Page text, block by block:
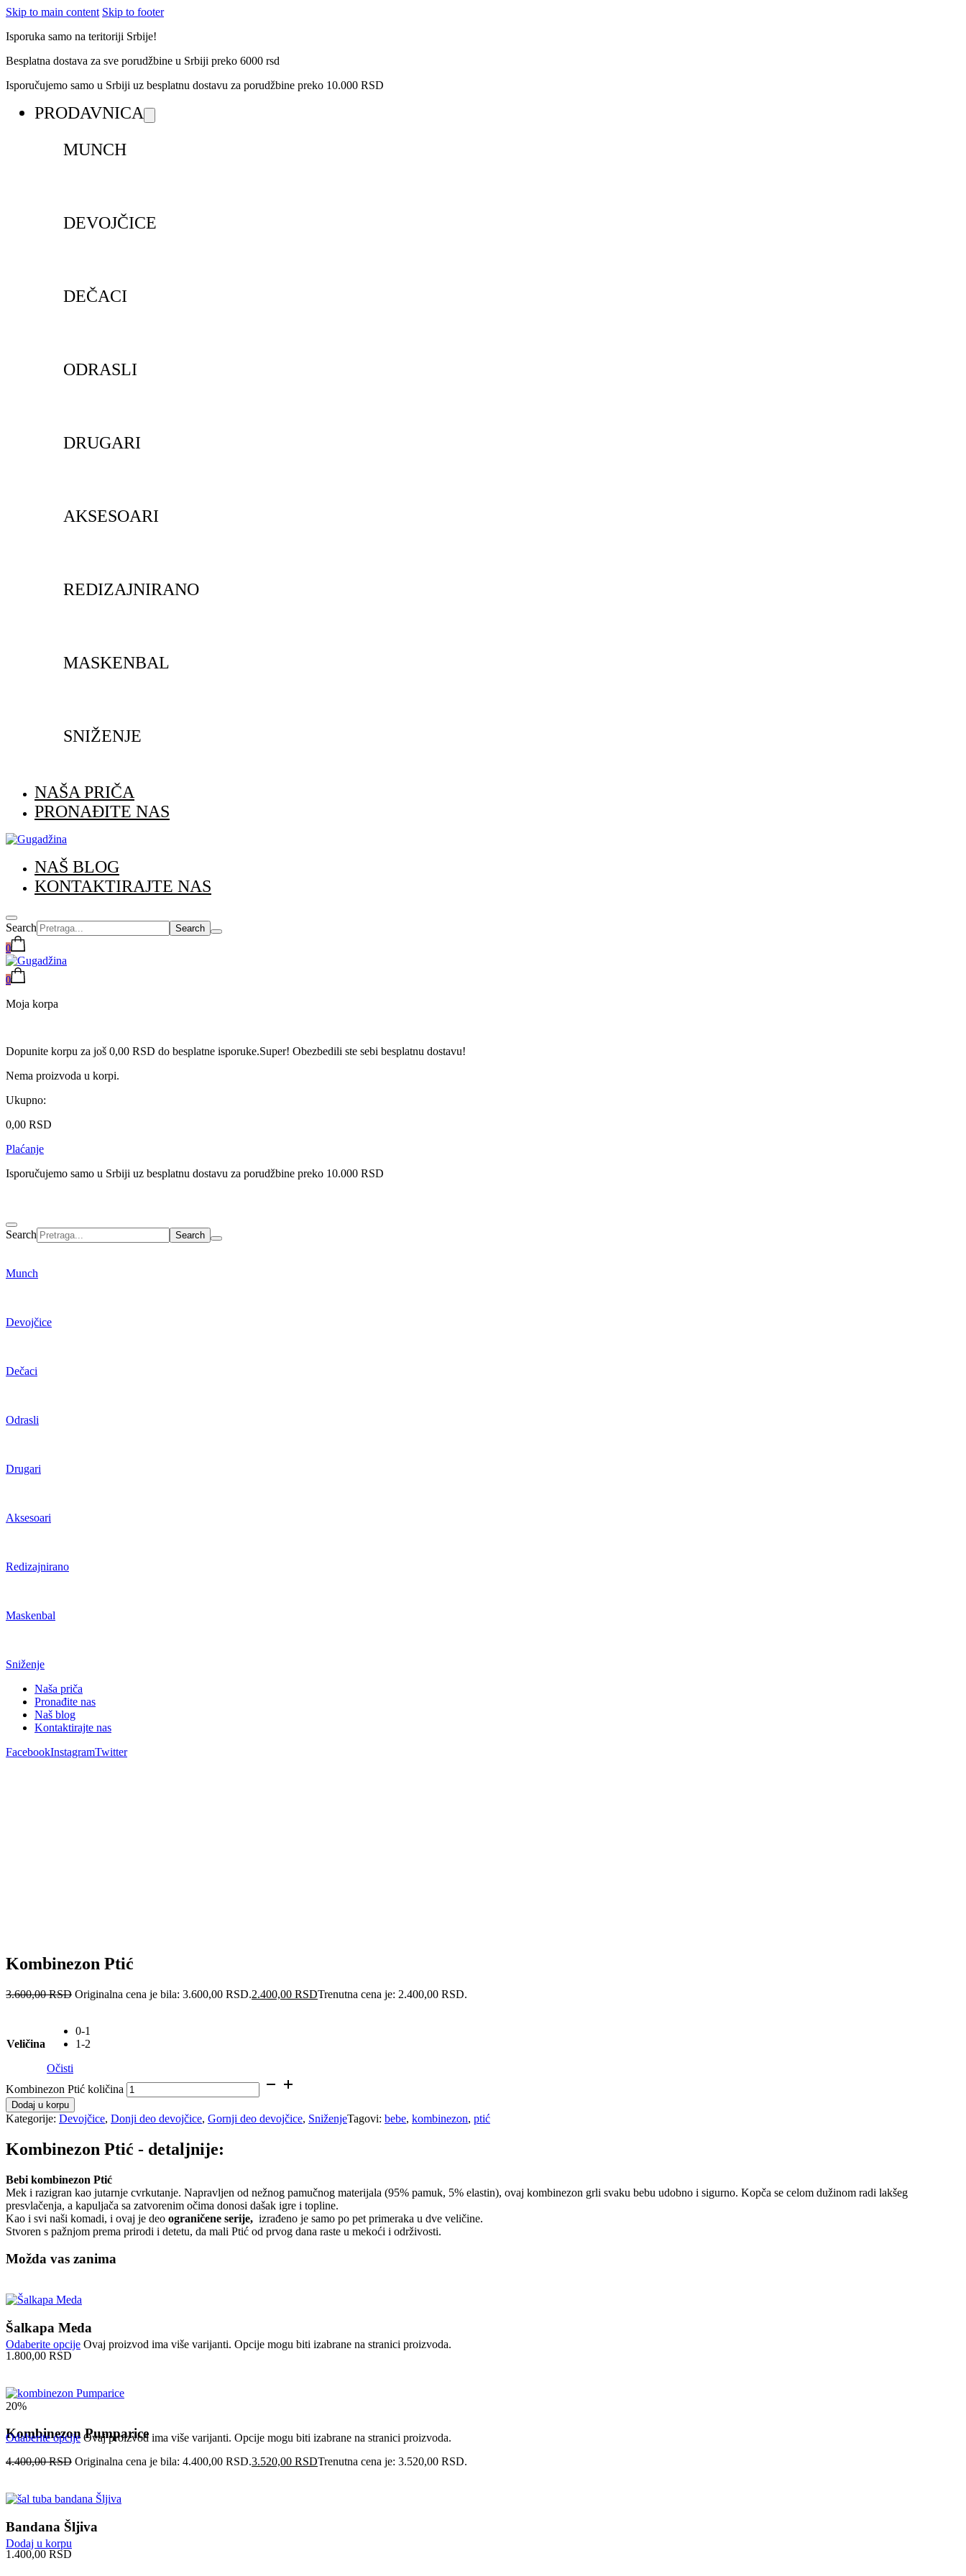
Skip to main content Skip to footer
Isporuka samo na teritoriji Srbije!
Besplatna dostava za sve porudžbine u Srbiji preko 6000 rsd
Isporučujemo samo u Srbiji uz besplatnu dostavu za porudžbine preko 10.000 RSD
PRODAVNICA
MUNCH
DEVOJČICE
DEČACI
ODRASLI
DRUGARI
AKSESOARI
REDIZAJNIRANO
MASKENBAL
SNIŽENJE
NAŠA PRIČA
PRONAĐITE NAS
NAŠ BLOG
KONTAKTIRAJTE NAS
Search
0
0
Moja korpa
Dopunite korpu za još 0,00 RSD do besplatne isporuke.Super! Obezbedili ste sebi besplatnu dostavu!
Nema proizvoda u korpi.
Ukupno:
0,00 RSD
Plaćanje
Isporučujemo samo u Srbiji uz besplatnu dostavu za porudžbine preko 10.000 RSD
Search
Munch
Devojčice
Dečaci
Odrasli
Drugari
Aksesoari
Redizajnirano
Maskenbal
Sniženje
Naša priča
Pronađite nas
Naš blog
Kontaktirajte nas
FacebookInstagramTwitter
Kombinezon Ptić
3.600,00RSD Originalna cena je bila: 3.600,00 RSD.2.400,00 RSDTrenutna cena je: 2.400,00 RSD.
Veličina
0-1
1-2
Očisti
Kombinezon Ptić količina
Dodaj u korpu
Kategorije: Devojčice, Donji deo devojčice, Gornji deo devojčice, SniženjeTagovi: bebe, kombinezon, ptić
Kombinezon Ptić - detaljnije:
Bebi kombinezon Ptić
Mek i razigran kao jutarnje cvrkutanje. Napravljen od nežnog pamučnog materijala (95% pamuk, 5% elastin), ovaj kombinezon grli svaku bebu udobno i sigurno. Kopča se celom dužinom radi lakšeg
presvlačenja, a kapuljača sa zatvorenim očima donosi dašak igre i topline.
Kao i svi naši komadi, i ovaj je deo ograničene serije, izrađeno je samo po pet primeraka u dve veličine.
Stvoren s pažnjom prema prirodi i detetu, da mali Ptić od prvog dana raste u mekoći i održivosti.
Možda vas zanima
Odaberite opcije Ovaj proizvod ima više varijanti. Opcije mogu biti izabrane na stranici proizvoda.
Šalkapa Meda
1.800,00 RSD
Odaberite opcije Ovaj proizvod ima više varijanti. Opcije mogu biti izabrane na stranici proizvoda.
20%
Kombinezon Pumparice
4.400,00RSD Originalna cena je bila: 4.400,00 RSD.3.520,00 RSDTrenutna cena je: 3.520,00 RSD.
Dodaj u korpu
Bandana Šljiva
1.400,00 RSD